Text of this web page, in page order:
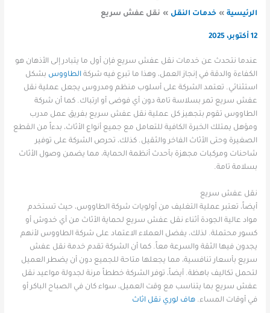
الرئيسية خدمات النقل نقل عفش سريع
12 أكتوبر، 2025
عندما نتحدث عن خدمات نقل عفش سريع فإن أول ما يتبادر إلى الأذهان هو
الكفاءة والدقة في إنجاز العمل، وهذا ما تبرع فيه شركةالطاووس بشكل
استثنائي. تعتمد الشركة على أسلوب منظم ومدروس يجعل عملية نقل
عفش سريع تمر بسلاسة تامة دون أي فوضى أو ارتباك. كما أن شركة
الطاووس تقوم بتجهيز كل عملية نقل عفش سريع بفريق عمل مدرب
ومؤهل يمتلك الخبرة الكافية للتعامل مع جميع أنواع الأثاث، بدءاً من القطع
الصغيرة وحتى الأثاث الفاخر والثقيل. كذلك، تحرص الشركة على توفير
شاحنات ومركبات مجهزة بأحدث أنظمة الحماية، مما يضمن وصول الأثاث
بسلامة تامة.
نقل عفش سريع
أيضاً، تعتبر عملية التغليف من أولويات شركة الطاووس، حيث تستخدم
مواد عالية الجودة أثناء نقل عفش سريع لحماية الأثاث من أي خدوش أو
كسور محتملة. لذلك، يفضل العملاء الاعتماد على شركة الطاووس لأنهم
يجدون فيها الثقة والسرعة معاً. كما أن الشركة تقدم خدمة نقل عفش
سريع بأسعار تنافسية، مما يجعلها متاحة للجميع دون أن يضطر العميل
لتحمل تكاليف باهظة. أيضاً، توفر الشركة خططاً مرنة لجدولة مواعيد نقل
عفش سريع بما يتناسب مع وقت العميل، سواء كان في الصباح الباكر أو
في أوقات المساء.هاف لوري نقل اثاث